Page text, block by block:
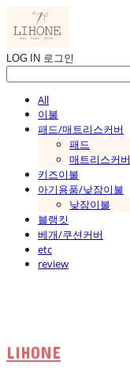
LOG IN 로그인
All
이불
패드/매트리스커버
패드
매트리스커버
키즈이불
아기용품/낮잠이불
낮잠이불
블랭킷
베개/쿠션커버
etc
review
LIHONE